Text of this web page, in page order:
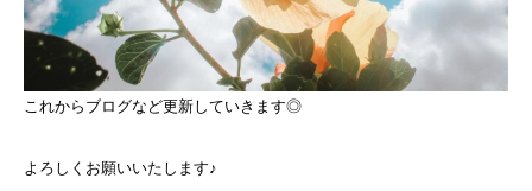
これからブログなど更新していきます◎
よろしくお願いいたします♪